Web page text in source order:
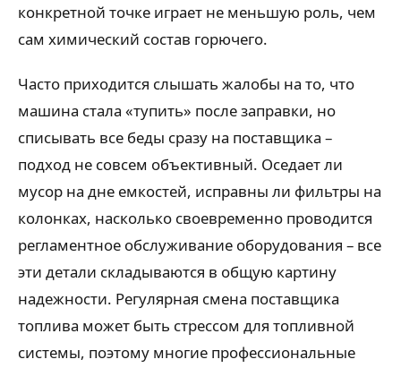
конкретной точке играет не меньшую роль, чем
сам химический состав горючего.
Часто приходится слышать жалобы на то, что
машина стала «тупить» после заправки, но
списывать все беды сразу на поставщика –
подход не совсем объективный. Оседает ли
мусор на дне емкостей, исправны ли фильтры на
колонках, насколько своевременно проводится
регламентное обслуживание оборудования – все
эти детали складываются в общую картину
надежности. Регулярная смена поставщика
топлива может быть стрессом для топливной
системы, поэтому многие профессиональные